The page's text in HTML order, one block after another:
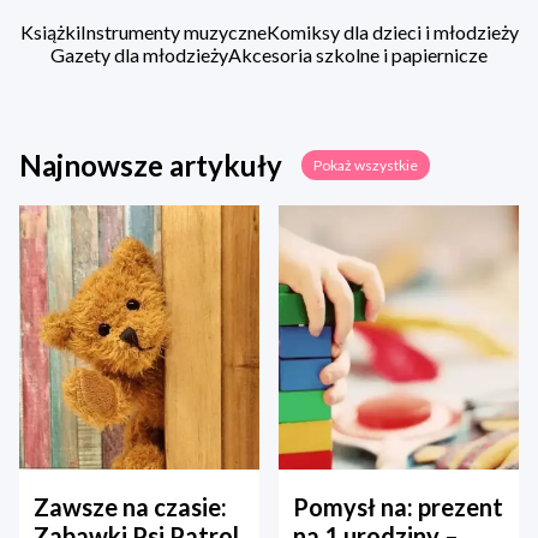
KsiążkiInstrumenty muzyczneKomiksy dla dzieci i młodzieży
Gazety dla młodzieżyAkcesoria szkolne i papiernicze
Najnowsze artykuły Pokaż wszystkie
Zawsze na czasie:
Pomysł na: prezent